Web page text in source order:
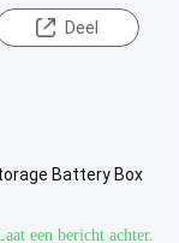
Deel
Battery Box
een bericht achter.